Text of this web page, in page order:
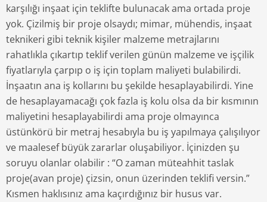
karşılığı inşaat için teklifte bulunacak ama ortada proje
yok. Çizilmiş bir proje olsaydı; mimar, mühendis, inşaat
teknikeri gibi teknik kişiler malzeme metrajlarını
rahatlıkla çıkartıp teklif verilen günün malzeme ve işçilik
fiyatlarıyla çarpıp o iş için toplam maliyeti bulabilirdi.
İnşaatın ana iş kollarını bu şekilde hesaplayabilirdi. Yine
de hesaplayamacağı çok fazla iş kolu olsa da bir kısmının
maliyetini hesaplayabilirdi ama proje olmayınca
üstünkörü bir metraj hesabıyla bu iş yapılmaya çalışılıyor
ve maalesef büyük zararlar oluşabiliyor. İçinizden şu
soruyu olanlar olabilir : “O zaman müteahhit taslak
proje(avan proje) çizsin, onun üzerinden teklifi versin.”
Kısmen haklısınız ama kaçırdığınız bir husus var.